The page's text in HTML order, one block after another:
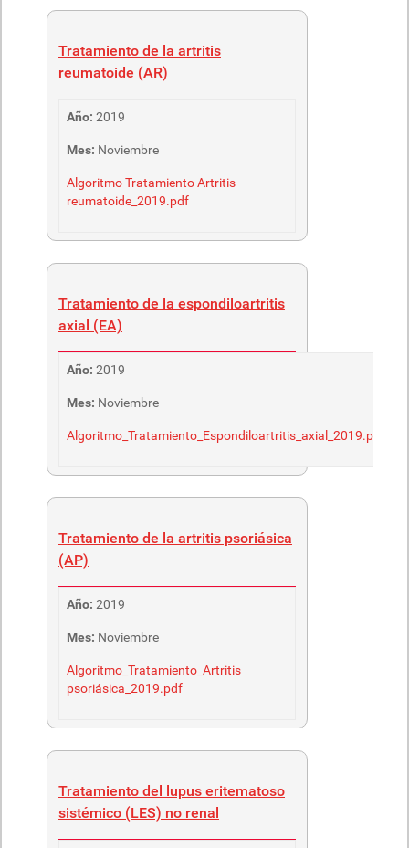
Tratamiento de la artritis
reumatoide (AR)
Año: 2019
Mes: Noviembre
Algoritmo Tratamiento Artritis
reumatoide_2019.pdf
Tratamiento de la espondiloartritis
axial (EA)
Año: 2019
Mes: Noviembre
Algoritmo_Tratamiento_Espondiloartritis_axial_2019.pdf
Tratamiento de la artritis psoriásica
(AP)
Año: 2019
Mes: Noviembre
Algoritmo_Tratamiento_Artritis
psoriásica_2019.pdf
Tratamiento del lupus eritematoso
sistémico (LES) no renal